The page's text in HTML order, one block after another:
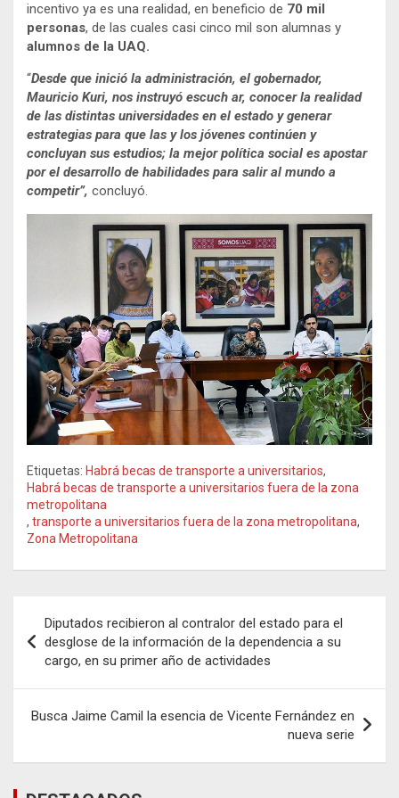
incentivo ya es una realidad, en beneficio de 70 mil
personas, de las cuales casi cinco mil son alumnas y
alumnos de la UAQ.
“Desde que inició la administración, el gobernador,
Mauricio Kuri, nos instruyó escuch ar, conocer la realidad
de las distintas universidades en el estado y generar
estrategias para que las y los jóvenes continúen y
concluyan sus estudios; la mejor política social es apostar
por el desarrollo de habilidades para salir al mundo a
competir”, concluyó.
Etiquetas: Habrá becas de transporte a universitarios,
Habrá becas de transporte a universitarios fuera de la zona
metropolitana
, transporte a universitarios fuera de la zona metropolitana,
Zona Metropolitana
de
entradas
Diputados recibieron al contralor del estado para el
desglose de la información de la dependencia a su
cargo, en su primer año de actividades
Busca Jaime Camil la esencia de Vicente Fernández en
nueva serie